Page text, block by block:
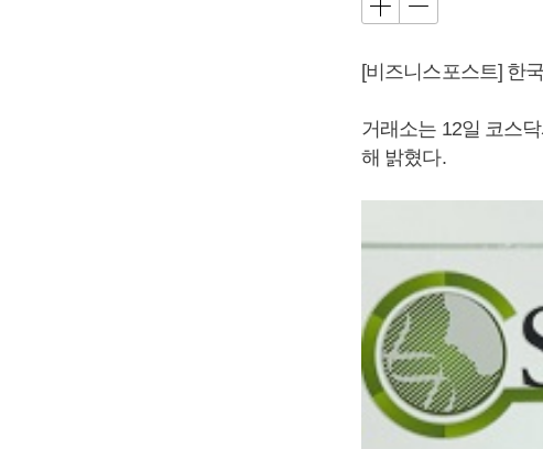
[비즈니스포스트] 한
거래소는 12일 코스
해 밝혔다.